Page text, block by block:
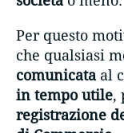
Per questo
che qualsiasi
comunicata al
in tempo utile,
registrazione